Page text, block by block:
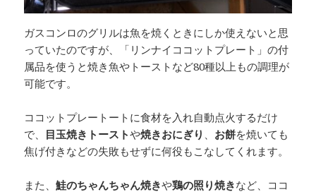
ガスコンロのグリルは魚を焼くときにしか使えないと思
っていたのですが、「リンナイココットプレート」の付
属品を使うと焼き魚やトーストなど80種以上もの調理が
可能です。
ココットプレートートに食材を入れ自動点火するだけ
で、 目玉焼きトーストや焼きおにぎり 、 お餅を焼いても
焦げ付きなどの失敗もせずに何役もこなしてくれます。
また、鮭のちゃんちゃん焼きや鶏の照り焼きなど、ココ